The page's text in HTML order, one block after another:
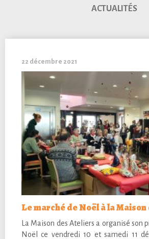
ACTUALITÉS
22 décembre 2021
Le marché de Noël à la
La Maison des Ateliers a organisé son
Noël ce vendredi 10 et samedi 11